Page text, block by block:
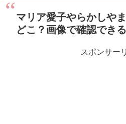
マリア愛子やらかしや
どこ？画像で確認でき
スポンサー